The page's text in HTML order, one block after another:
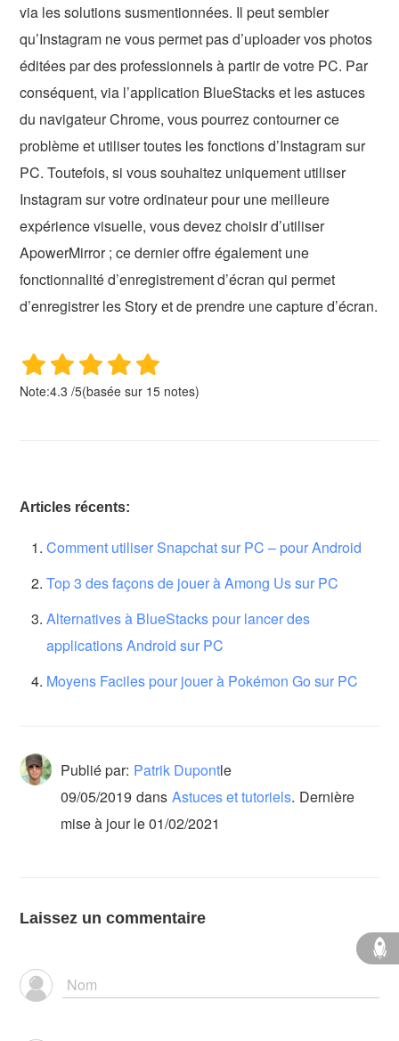
via les solutions susmentionnées. Il peut sembler
qu’Instagram ne vous permet pas d’uploader vos photos
éditées par des professionnels à partir de votre PC. Par
conséquent, via l’application BlueStacks et les astuces
du navigateur Chrome, vous pourrez contourner ce
problème et utiliser toutes les fonctions d’Instagram sur
PC. Toutefois, si vous souhaitez uniquement utiliser
Instagram sur votre ordinateur pour une meilleure
expérience visuelle, vous devez choisir d’utiliser
ApowerMirror ; ce dernier offre également une
fonctionnalité d’enregistrement d’écran qui permet
d’enregistrer les Story et de prendre une capture d’écran.
Note:4.3 /5(basée sur 15 notes)
Articles récents:
Comment utiliser Snapchat sur PC – pour Android
Top 3 des façons de jouer à Among Us sur PC
Alternatives à BlueStacks pour lancer des
applications Android sur PC
Moyens Faciles pour jouer à Pokémon Go sur PC
Publié par: Patrik Dupontle
09/05/2019 dans Astuces et tutoriels. Dernière
mise à jour le 01/02/2021
Laissez un commentaire